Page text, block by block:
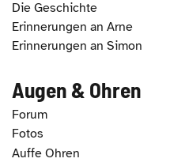
Die Geschichte
Erinnerungen an Arne
Erinnerungen an Simon
Augen & Ohren
Forum
Fotos
Auffe Ohren